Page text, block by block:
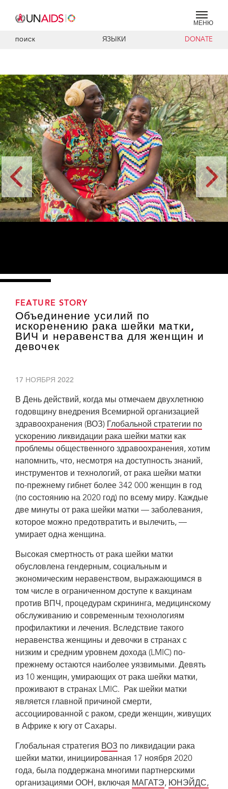
МЕНЮ
ПОИСК ЯЗЫКИ DONATE
Millicent Kagonga, survivor and advocate for cervical cancer elimination, with her
daughter Grace. WHO/Ash Appleton. Global strategy to accelerate the
elimination of cervical cancer as a public health problem. Geneva: World Health
Organization; 2020. Licence: CC BY-NC-SA 3.0 IGO.
FEATURE STORY
Объединение усилий по
искоренению рака шейки матки,
ВИЧ и неравенства для женщин и
девочек
17 НОЯБРЯ 2022
В День действий, когда мы отмечаем двухлетнюю
годовщину внедрения Всемирной организацией
здравоохранения (ВОЗ)
Глобальной стратегии по
ускорению ликвидации рака шейки матки как
проблемы общественного здравоохранения, хотим
напомнить, что, несмотря на доступность знаний,
инструментов и технологий, от рака шейки матки
по-прежнему гибнет более 342 000 женщин в год
(по состоянию на 2020 год) по всему миру. Каждые
две минуты от рака шейки матки — заболевания,
которое можно предотвратить и вылечить, —
умирает одна женщина.
Высокая смертность от рака шейки матки
обусловлена гендерным, социальным и
экономическим неравенством, выражающимся в
том числе в ограниченном доступе к вакцинам
против ВПЧ, процедурам скрининга, медицинскому
обслуживанию и современным технологиям
профилактики и лечения. Вследствие такого
неравенства женщины и девочки в странах с
низким и средним уровнем дохода (LMIC) по-
прежнему остаются наиболее уязвимыми. Девять
из 10 женщин, умирающих от рака шейки матки,
проживают в странах LMIC. Рак шейки матки
является главной причиной смерти,
ассоциированной с раком, среди женщин, живущих
в Африке к югу от Сахары.
Глобальная стратегия ВОЗ по ликвидации рака
шейки матки, инициированная 17 ноября 2020
года, была поддержана многими партнерскими
организациями ООН, включая МАГАТЭ, ЮНЭЙДС,